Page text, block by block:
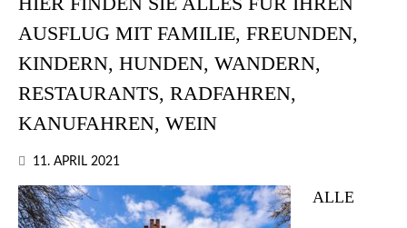
AUSFLUG MIT FAMILIE, FREUNDEN,
KINDERN, HUNDEN, WANDERN,
RESTAURANTS, RADFAHREN,
KANUFAHREN, WEIN
11. APRIL 2021
ALLE